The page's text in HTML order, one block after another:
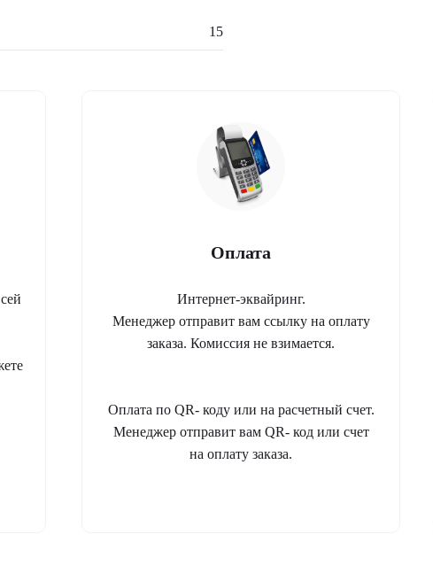
15
Оплата
Интернет-эквайринг.
Менеджер отправит вам ссылку на оплату
заказа. Комиссия не взимается.
Оплата по QR- коду или на расчетный счет.
Менеджер отправит вам QR- код или счет
на оплату заказа.